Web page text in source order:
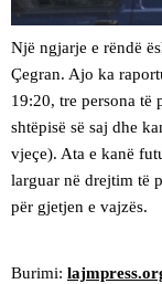
​Një ngjarje e rëndë
Çegran. Ajo ka
19:20, tre persona të
shtëpisë së saj dhe
vjeçe). Ata e kanë
larguar në drejtim të
për gjetjen e vajzës.
Burimi: